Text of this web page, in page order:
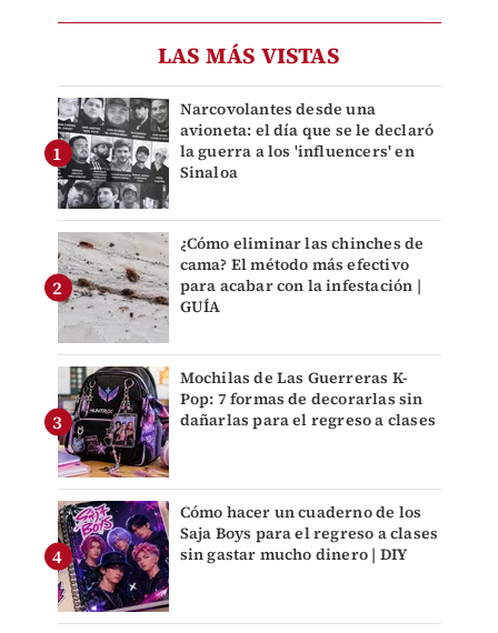
LAS MÁS VISTAS
Narcovolantes desde una
avioneta: el día que se le declaró
la guerra a los 'influencers' en
Sinaloa
¿Cómo eliminar las chinches de
cama? El método más efectivo
para acabar con la infestación |
GUÍA
Mochilas de Las Guerreras K-
Pop: 7 formas de decorarlas sin
dañarlas para el regreso a clases
Cómo hacer un cuaderno de los
Saja Boys para el regreso a clases
sin gastar mucho dinero | DIY